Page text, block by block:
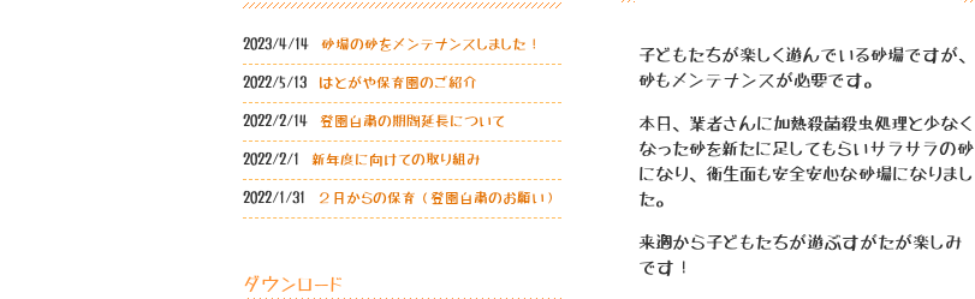
子どもたちが楽しく遊んでいる砂場ですが、
砂もメンテナンスが必要です。
本日、業者さんに加熱殺菌殺虫処理と少なく
なった砂を新たに足してもらいサラサラの砂
になり、衛生面も安全安心な砂場になりまし
た。
来週から子どもたちが遊ぶすがたが楽しみ
です！
2023/4/14 砂場の砂をメンテナンスしました！
2022/5/13 はとがや保育園のご紹介
2022/2/14 登園自粛の期間延長について
2022/2/1 新年度に向けての取り組み
2022/1/31 ２月からの保育（登園自粛のお願い）
ダウンロード